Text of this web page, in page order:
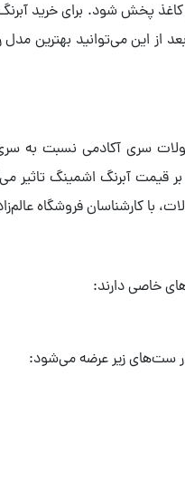
پخش شود. برای خرید
از این می‌توانید بهترین
سری آکادمی نسبت به
قیمت آبرنگ اشمینگ تاثیر
کارشناسان فروشگاه
خاصی دارند: